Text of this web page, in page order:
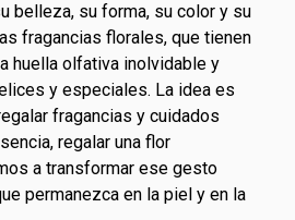
belleza, su forma, su color y su
fragancias florales, que tienen
huella olfativa inolvidable y
y especiales. La idea es
fragancias y cuidados
regalar una flor
a transformar ese gesto
permanezca en la piel y en la